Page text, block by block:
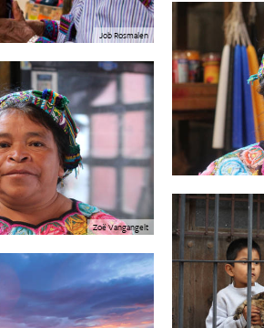
Job Rosmalen
Zoë Vangangelt